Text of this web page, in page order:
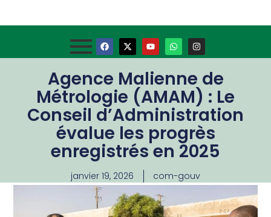
Agence Malienne de
Métrologie (AMAM) : Le
Conseil d’Administration
évalue les progrès
enregistrés en 2025
janvier 19, 2026 com-gouv